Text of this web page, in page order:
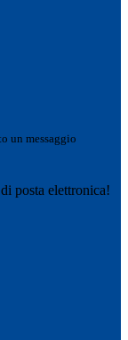
un messaggio
posta elettronica!